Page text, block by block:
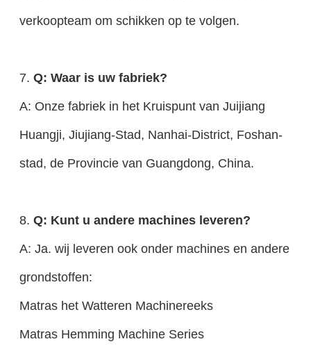
verkoopteam om schikken op te volgen.
7. Q: Waar is uw fabriek?
A: Onze fabriek in het Kruispunt van Juijiang
Huangji, Jiujiang-Stad, Nanhai-District, Foshan-
stad, de Provincie van Guangdong, China.
8. Q: Kunt u andere machines leveren?
A: Ja. wij leveren ook onder machines en andere
grondstoffen:
Matras het Watteren Machinereeks
Matras Hemming Machine Series